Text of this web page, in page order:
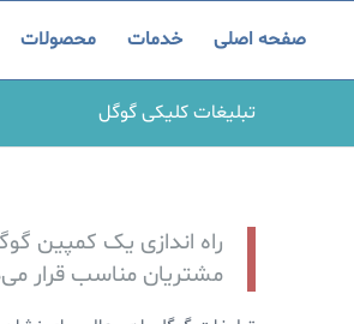
صفحه اصلی خدمات محصولات
تبلیغات کلیکی گوگل
راه اندازی یک کمپین
مشتریان مناسب قرار